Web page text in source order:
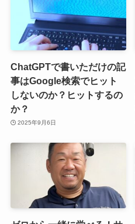
ChatGPTで書いただけの記
事はGoogle検索でヒット
しないのか？ヒットするの
か？
2025年9月6日